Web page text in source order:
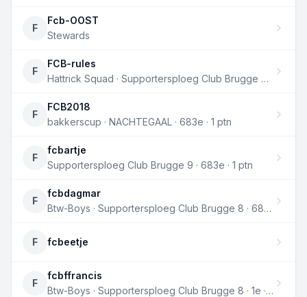
F
Fcb-OOST
Stewards
F
FCB-rules
Hattrick Squad · Supportersploeg Club Brugge 9 · 683e · 1 ptn
F
FCB2018
bakkerscup · NACHTEGAAL · 683e · 1 ptn
F
fcbartje
Supportersploeg Club Brugge 9 · 683e · 1 ptn
F
fcbdagmar
Btw-Boys · Supportersploeg Club Brugge 8 · 683e · 1 ptn
F fcbeetje
F
fcbffrancis
Btw-Boys · Supportersploeg Club Brugge 8 · 1e · 4 ptn